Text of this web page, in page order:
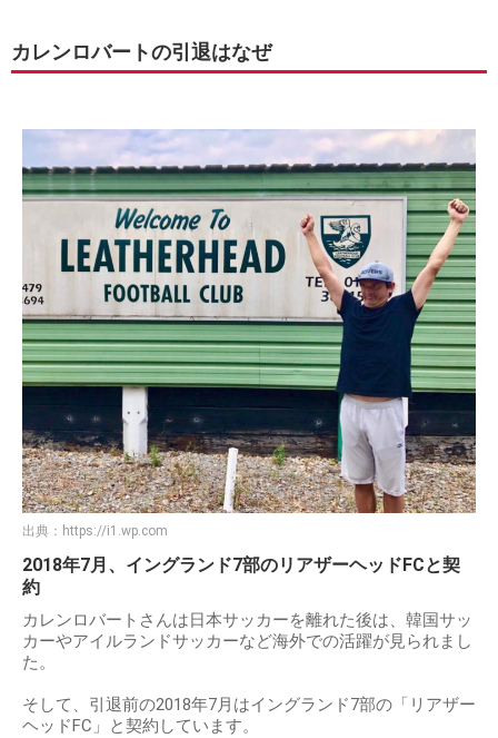
カレンロバートの引退はなぜ
出典： https://i1.wp.com
2018年7月、イングランド7部のリアザーヘッドFCと契
約
カレンロバートさんは日本サッカーを離れた後は、韓国サッ
カーやアイルランドサッカーなど海外での活躍が見られまし
た。
そして、引退前の2018年7月はイングランド7部の「リアザー
ヘッドFC」と契約しています。